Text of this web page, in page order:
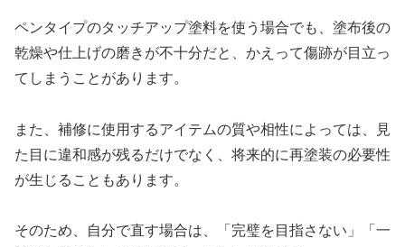
ペンタイプのタッチアップ塗料を使う場合でも、塗布後の
乾燥や仕上げの磨きが不十分だと、かえって傷跡が目立っ
てしまうことがあります。
また、補修に使用するアイテムの質や相性によっては、見
た目に違和感が残るだけでなく、将来的に再塗装の必要性
が生じることもあります。
そのため、自分で直す場合は、「完璧を目指さない」「一